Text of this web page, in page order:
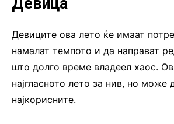
Девиците ова лето ќе имаат
намалат темпото и да направат
што долго време владеел хаос.
најгласното лето за нив, но може
најкорисните.